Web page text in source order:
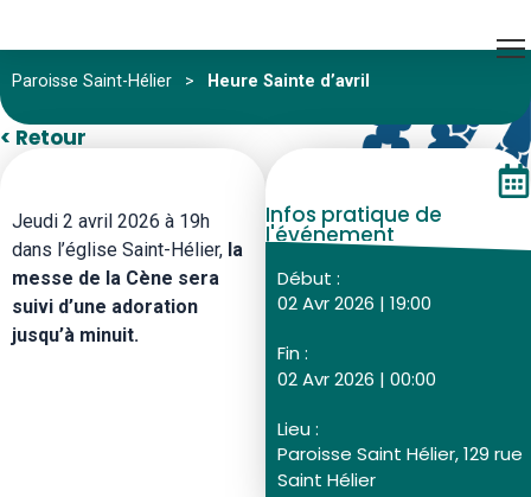
Paroisse Saint-Hélier > Heure Sainte d’avril
< Retour
Jeudi 2 avril 2026 à 19h
dans l’église Saint-Hélier, la
messe de la Cène sera
suivi d’une adoration
jusqu’à minuit.
Infos pratique de
l'événement
Début :
02 Avr 2026 | 19:00
Fin :
02 Avr 2026 | 00:00
Lieu :
Paroisse Saint Hélier, 129 rue
Saint Hélier